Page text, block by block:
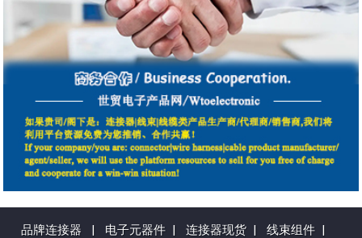
品牌连接器 | 电子元器件 | 连接器现货 | 线束组件 |